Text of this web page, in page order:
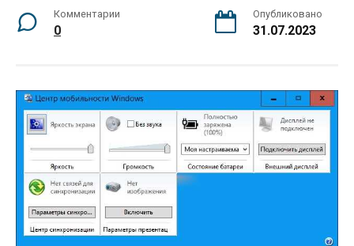
Комментарии
0
Опубликовано
31.07.2023